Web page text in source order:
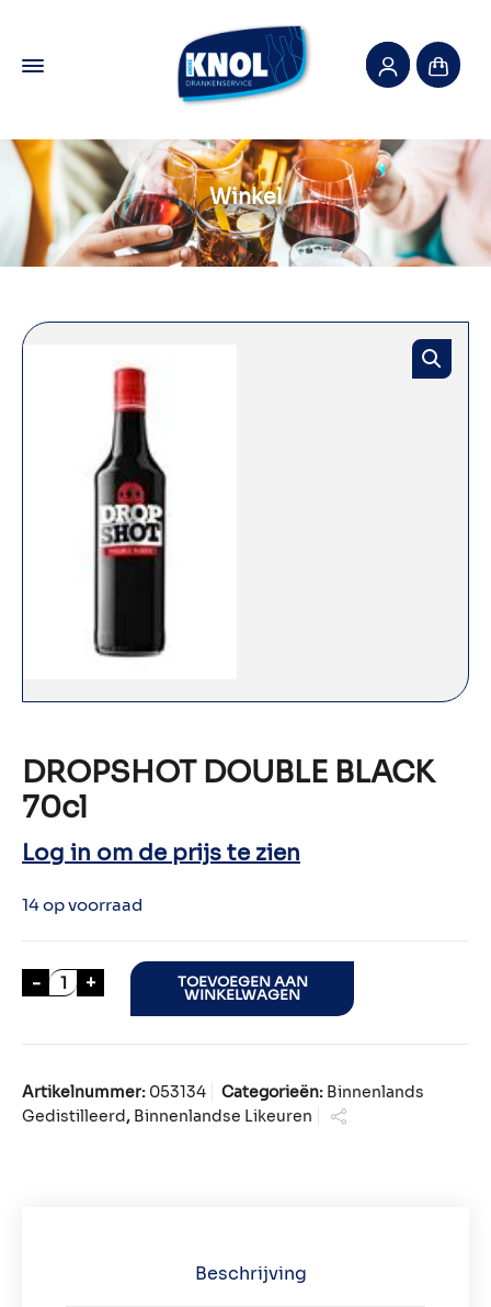
Winkel
DROPSHOT DOUBLE BLACK
70cl
Log in om de prijs te zien
14 op voorraad
- DROPSHOT DOUBLE BLACK 70cl aantal
+ TOEVOEGEN AAN
WINKELWAGEN
Artikelnummer: 053134 Categorieën: Binnenlands
Gedistilleerd, Binnenlandse Likeuren
Beschrijving